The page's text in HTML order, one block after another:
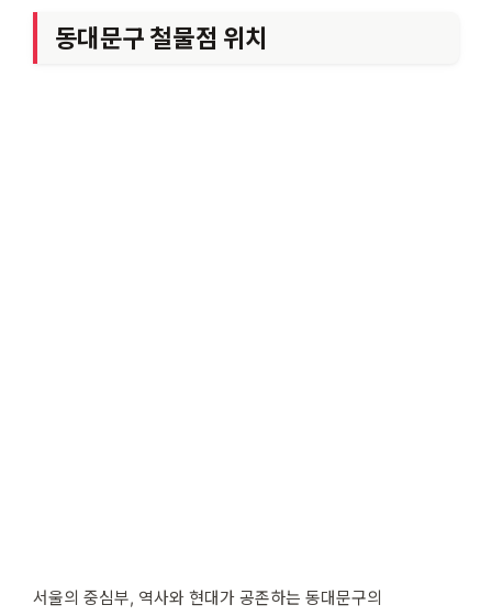
동대문구 철물점 위치
서울의 중심부, 역사와 현대가 공존하는 동대문구의